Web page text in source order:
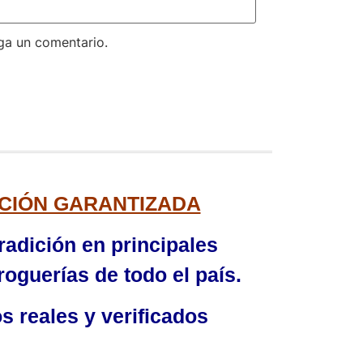
un comentario.
GARANTIZADA
en principales
de todo el país.
reales y verificados